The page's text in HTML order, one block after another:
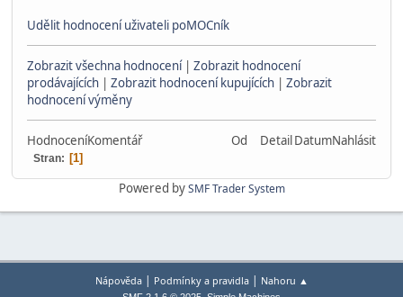
Udělit hodnocení uživateli poMOCník
Zobrazit všechna hodnocení| Zobrazit hodnocení
prodávajících | Zobrazit hodnocení kupujících | Zobrazit
hodnocení výměny
HodnoceníKomentář Od DetailDatumNahlásit
Stran 1
Powered bySMF Trader System
Nápověda| Podmínky a pravidla| Nahoru ▲